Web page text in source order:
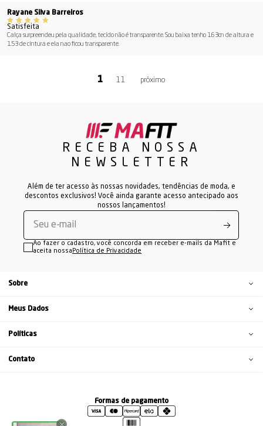
Rayane Silva Barreiros
Satisfeita
Calça surpreendeu pela qualidade, tecido não é transparente. Sou baixa tenho 1.63cn de altura e
1.53 de cintura e ela nao ficou transparente.
11
RECEBA NOSSA
NEWSLETTER
Além de ter acesso às nossas novidades, tendências de moda, e
descontos exclusivos! Você ainda garante acesso antecipado aos
nossos lançamentos!
Ao fazer o cadastro, você concorda em receber e-mails da Mafit e
aceita nossa Política de Privacidade
Sobre
Meus Dados
Políticas
Contato
Formas de pagamento